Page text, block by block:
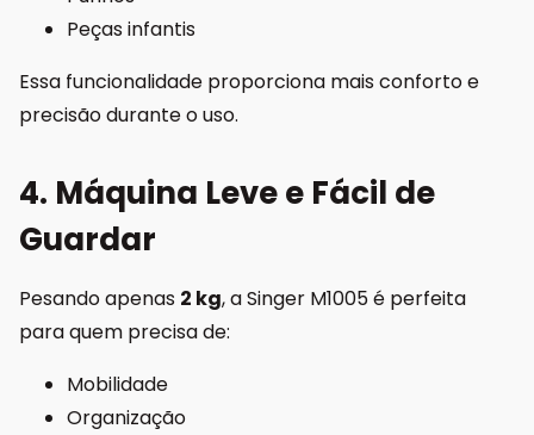
Peças infantis
Essa funcionalidade proporciona mais conforto e
precisão durante o uso.
4. Máquina Leve e Fácil de
Guardar
Pesando apenas 2 kg, a Singer M1005 é perfeita
para quem precisa de:
Mobilidade
Organização